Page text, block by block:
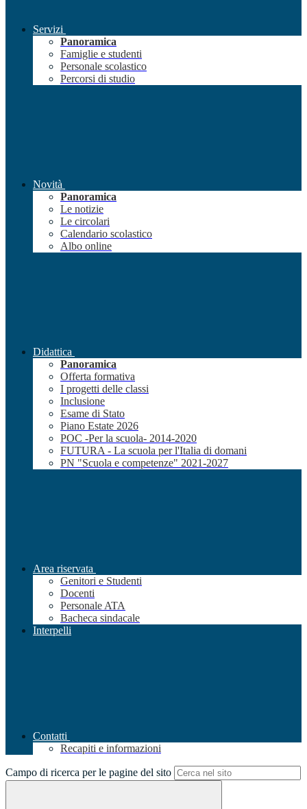
Servizi
Panoramica
Famiglie e studenti
Personale scolastico
Percorsi di studio
Novità
Panoramica
Le notizie
Le circolari
Calendario scolastico
Albo online
Didattica
Panoramica
Offerta formativa
I progetti delle classi
Inclusione
Esame di Stato
Piano Estate 2026
POC -Per la scuola- 2014-2020
FUTURA - La scuola per l'Italia di domani
PN "Scuola e competenze" 2021-2027
Area riservata
Genitori e Studenti
Docenti
Personale ATA
Bacheca sindacale
Interpelli
Contatti
Recapiti e informazioni
Campo di ricerca per le pagine del sito